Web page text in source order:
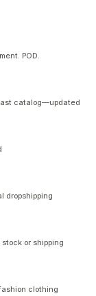
POD.
catalog—updated
dropshipping
or shipping
clothing